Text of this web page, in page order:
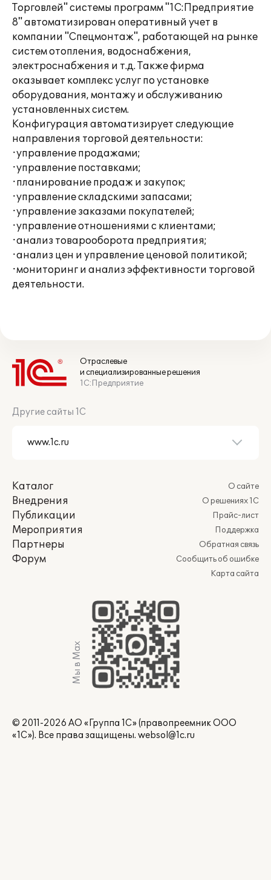
Торговлей" системы программ "1С:Предприятие
8" автоматизирован оперативный учет в
компании "Спецмонтаж", работающей на рынке
систем отопления, водоснабжения,
электроснабжения и т.д. Также фирма
оказывает комплекс услуг по установке
оборудования, монтажу и обслуживанию
установленных систем.
Конфигурация автоматизирует следующие
направления торговой деятельности:
·управление продажами;
·управление поставками;
·планирование продаж и закупок;
·управление складскими запасами;
·управление заказами покупателей;
·управление отношениями с клиентами;
·анализ товарооборота предприятия;
·анализ цен и управление ценовой политикой;
·мониторинг и анализ эффективности торговой
деятельности.
Отраслевые
и специализированные решения
1С:Предприятие
Другие сайты 1С
Каталог
Внедрения
Публикации
Мероприятия
Партнеры
Форум
О сайте
О решениях 1С
Прайс-лист
Поддержка
Обратная связь
Сообщить об ошибке
Карта сайта
Мы в Max
© 2011-2026 АО «Группа 1С» (правопреемник ООО
«1С»). Все права защищены. websol@1c.ru